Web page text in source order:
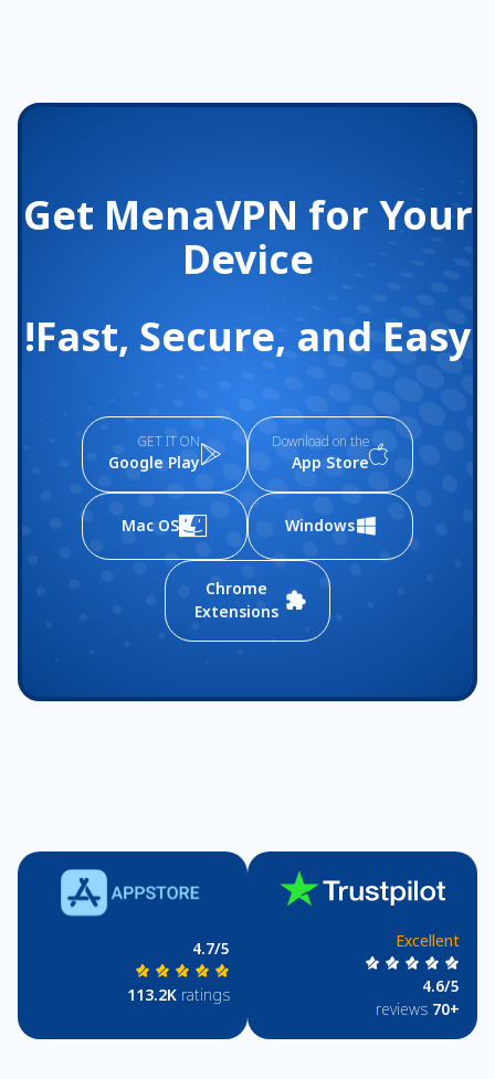
Get MenaVPN for Your
Device
Fast, Secure, and Easy!
Download on the
App Store
GET IT ON
Google Play
Windows
Mac OS
Chrome
Extensions
Excellent
4.6/5
+70
reviews
4.7/5
113.2Kratings